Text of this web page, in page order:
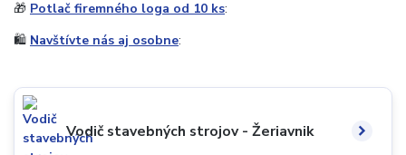
🎁 Potlač firemného loga od 10 ks:
🛍️ Navštívte nás aj osobne:
Vodič stavebných strojov - Žeriavnik